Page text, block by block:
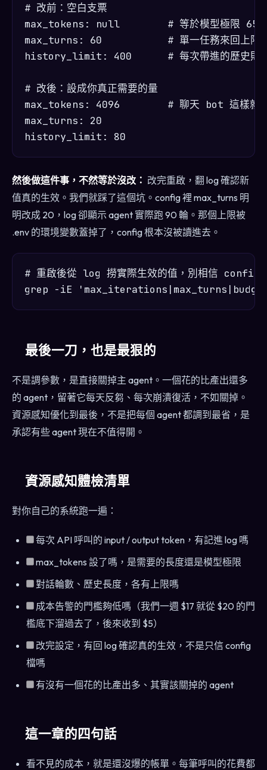
# 改前：空白支票
max_tokens: null        # 等於模型極限
max_turns: 60           # 單一任務來回上限
history_limit: 400      # 每次帶進的歷史則
# 改後：設成你真正需要的量
max_tokens: 4096        # 聊天 bot 這樣就
max_turns: 20
然後做這件事，不然等於沒改： 改完重啟，翻 log 確認新
值真的生效。我們就踩了這個坑。config 裡 max_turns 明
明改成 20，log 卻顯示 agent 實際跑 90 輪。那個上限被
.env 的環境變數蓋掉了，config 根本沒被讀進去。
# 重啟後從 log 撈實際生效的值，別相信 config
最後一刀，也是最狠的
不是調參數，是直接關掉主 agent。一個花的比產出還多
的 agent，留著它每天反芻、每次崩潰復活，不如關掉。
資源感知優化到最後，不是把每個 agent 都調到最省，是
承認有些 agent 現在不值得開。
資源感知體檢清單
對你自己的系統跑一遍：
每次 API 呼叫的 input / output token，有記進 log 嗎
max_tokens 設了嗎，是需要的長度還是模型極限
對話輪數、歷史長度，各有上限嗎
成本告警的門檻夠低嗎（我們一週 $17 就從 $20 的門
檻底下溜過去了，後來收到 $5）
改完設定，有回 log 確認真的生效，不是只信 config
檔嗎
有沒有一個花的比產出多、其實該關掉的 agent
這一章的四句話
看不見的成本，就是還沒爆的帳單。每筆呼叫的花費都